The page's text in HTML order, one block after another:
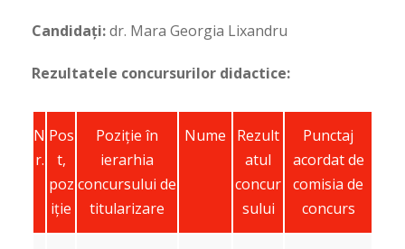
Candidați:dr. Mara Georgia Lixandru
Rezultatele concursurilor didactice:
N
r.
Pos
t,
poz
iție
Poziţie în
ierarhia
concursului de
titularizare
Nume
Rezult
atul
concur
sului
Punctaj
acordat de
comisia de
concurs